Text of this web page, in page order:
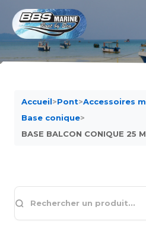
Accueil>Pont>Accessoires
Base conique>
BASE BALCON CONIQUE 25